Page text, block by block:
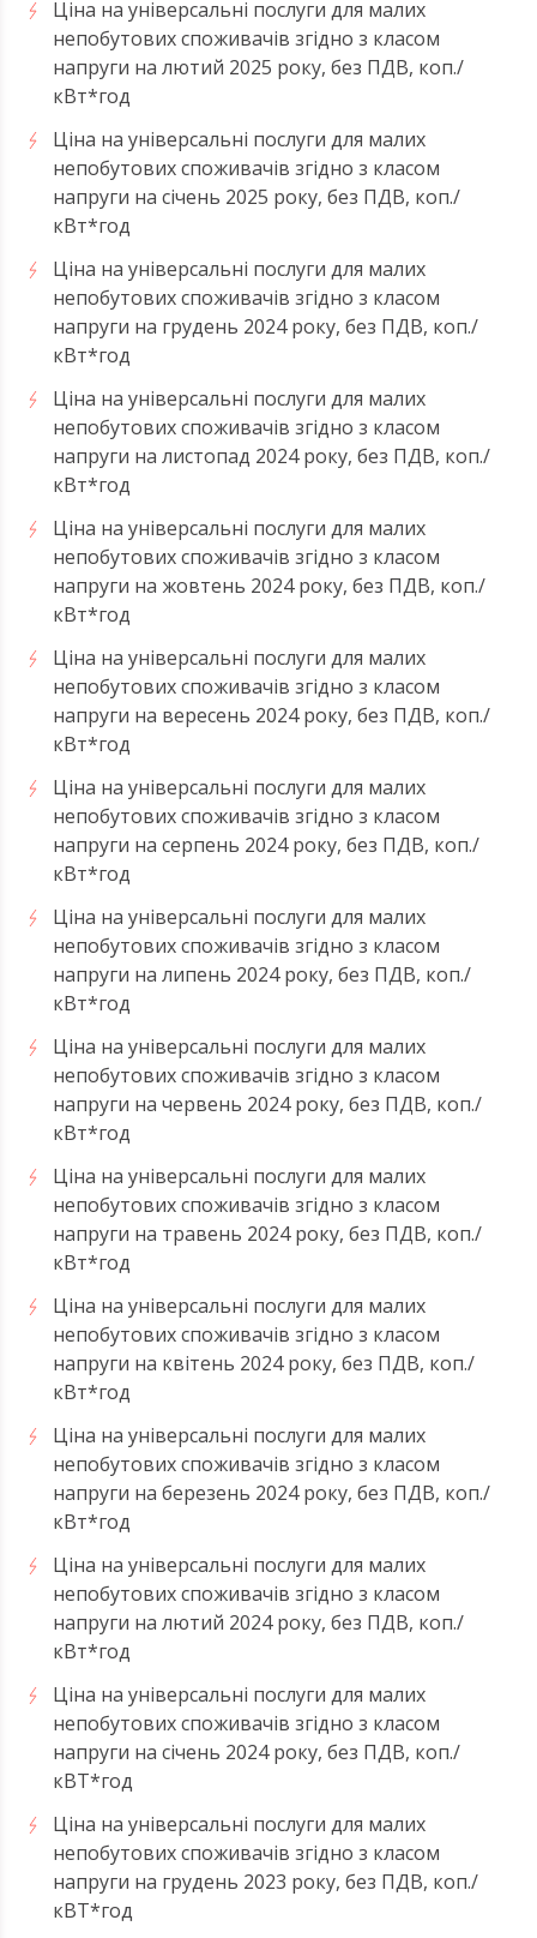
Ціна на універсальні послуги для малих
непобутових споживачів згідно з класом
напруги на лютий 2025 року, без ПДВ, коп./
кВт*год
Ціна на універсальні послуги для малих
непобутових споживачів згідно з класом
напруги на січень 2025 року, без ПДВ, коп./
кВт*год
Ціна на універсальні послуги для малих
непобутових споживачів згідно з класом
напруги на грудень 2024 року, без ПДВ, коп./
кВт*год
Ціна на універсальні послуги для малих
непобутових споживачів згідно з класом
напруги на листопад 2024 року, без ПДВ, коп./
кВт*год
Ціна на універсальні послуги для малих
непобутових споживачів згідно з класом
напруги на жовтень 2024 року, без ПДВ, коп./
кВт*год
Ціна на універсальні послуги для малих
непобутових споживачів згідно з класом
напруги на вересень 2024 року, без ПДВ, коп./
кВт*год
Ціна на універсальні послуги для малих
непобутових споживачів згідно з класом
напруги на серпень 2024 року, без ПДВ, коп./
кВт*год
Ціна на універсальні послуги для малих
непобутових споживачів згідно з класом
напруги на липень 2024 року, без ПДВ, коп./
кВт*год
Ціна на універсальні послуги для малих
непобутових споживачів згідно з класом
напруги на червень 2024 року, без ПДВ, коп./
кВт*год
Ціна на універсальні послуги для малих
непобутових споживачів згідно з класом
напруги на травень 2024 року, без ПДВ, коп./
кВт*год
Ціна на універсальні послуги для малих
непобутових споживачів згідно з класом
напруги на квітень 2024 року, без ПДВ, коп./
кВт*год
Ціна на універсальні послуги для малих
непобутових споживачів згідно з класом
напруги на березень 2024 року, без ПДВ, коп./
кВт*год
Ціна на універсальні послуги для малих
непобутових споживачів згідно з класом
напруги на лютий 2024 року, без ПДВ, коп./
кВт*год
Ціна на універсальні послуги для малих
непобутових споживачів згідно з класом
напруги на січень 2024 року, без ПДВ, коп./
кВТ*год
Ціна на універсальні послуги для малих
непобутових споживачів згідно з класом
напруги на грудень 2023 року, без ПДВ, коп./
кВТ*год